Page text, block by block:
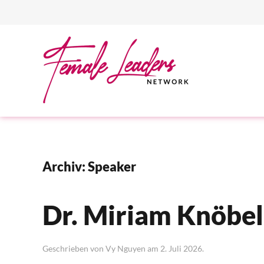
Archiv:Speaker
Dr. Miriam Knöbel
Geschrieben von Vy Nguyen am 2. Juli 2026.